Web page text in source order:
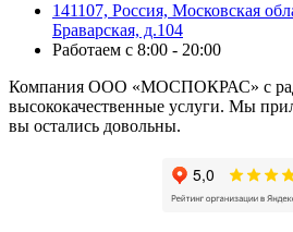
141107, Россия, Московская
Браварская, д.104
Работаем с 8:00 - 20:00
Компания ООО «МОСПОКРАС» с
высококачественные услуги. Мы
вы остались довольны.